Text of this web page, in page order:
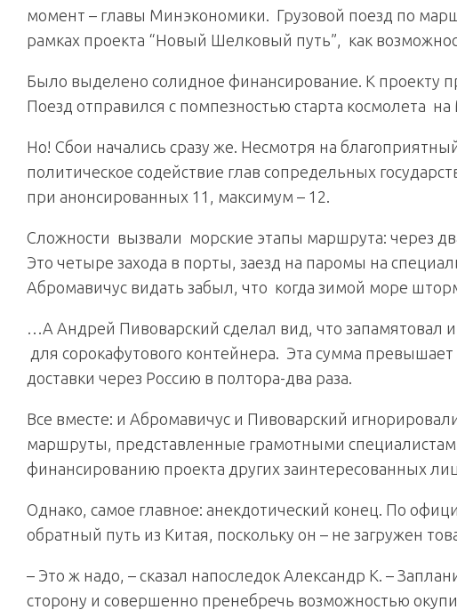
момент – главы Минэкономики. Грузовой поезд по
рамках проекта “Новый Шелковый путь”, как
Было выделено солидное финансирование. К проекту
Поезд отправился с помпезностью старта космолета
Но! Сбои начались сразу же. Несмотря на
политическое содействие глав сопредельных
при анонсированных 11, максимум – 12.
Сложности вызвали морские этапы маршрута: через
Это четыре захода в порты, заезд на паромы на
Абромавичус видать забыл, что когда зимой море
…А Андрей Пивоварский сделал вид, что запамятовал
для сорокафутового контейнера. Эта сумма
доставки через Россию в полтора-два раза.
Все вместе: и Абромавичус и Пивоварский
маршруты, представленные грамотными
финансированию проекта других заинтересованных
Однако, самое главное: анекдотический конец. По
обратный путь из Китая, поскольку он – не загружен
– Это ж надо, – сказал напоследок Александр К. –
сторону и совершенно пренебречь возможностью